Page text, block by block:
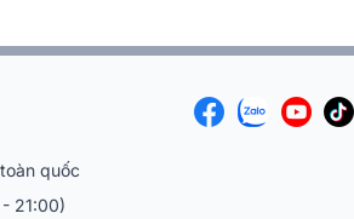
quốc
21:00)